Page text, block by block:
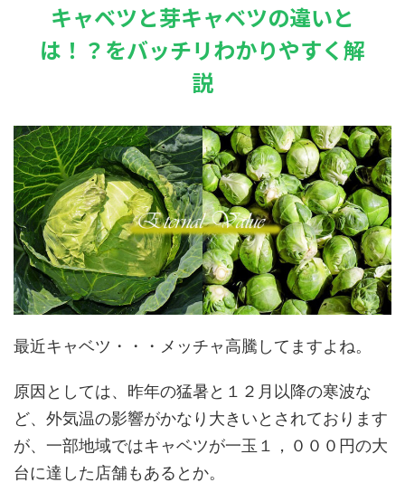
キャベツと芽キャベツの違いと
は！？をバッチリわかりやすく解
説
最近キャベツ・・・メッチャ高騰してますよね。
原因としては、昨年の猛暑と１２月以降の寒波な
ど、外気温の影響がかなり大きいとされております
が、一部地域ではキャベツが一玉１，０００円の大
台に達した店舗もあるとか。